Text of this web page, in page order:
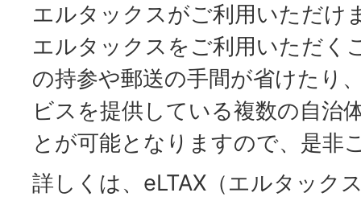
エルタックスがご利用いただけ
エルタックスをご利用いただく
の持参や郵送の手間が省けたり
ビスを提供している複数の自治
とが可能となりますので、是非
詳しくは、eLTAX（エルタック